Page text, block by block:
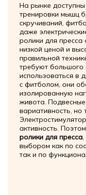
На рынке доступны
тренировки мышц
скручиваний,
даже
ролики для пресса
низкой ценой и
правильной
требуют большого
использоваться в
с фитболом, они
изолированную
живота.
вариативность, но
активность.
ролики для пресса,
выбором как по
так и по